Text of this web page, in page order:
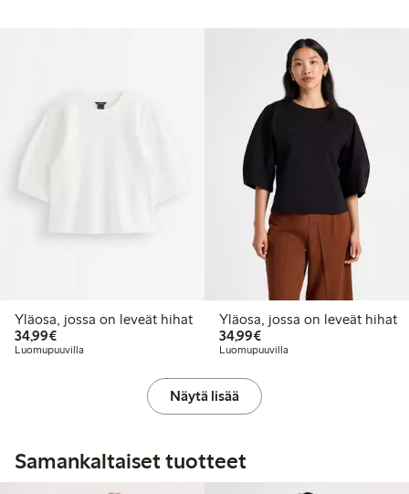
Yläosa, jossa on leveät hihat
34,99€34,99 €
Luomupuuvilla
Yläosa, jossa on leveät hihat
34,99€34,99 €
Luomupuuvilla
Näytä lisää
Samankaltaiset tuotteet